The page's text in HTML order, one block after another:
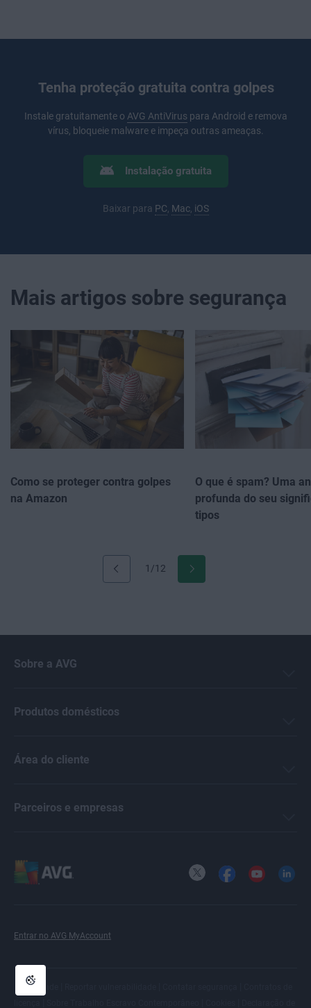
Tenha proteção gratuita contra golpes
Instale gratuitamente o AVG AntiVirus para Android e remova
vírus, bloqueie malware e impeça outras ameaças.
Instalação gratuita
Baixar para PC Mac iOS
Mais artigos sobre segurança
1/12
Como se proteger contra golpes
na Amazon
O que é spam? Uma
profunda do seu
tipos
Sobre a AVG
Produtos domésticos
Área do cliente
Parceiros e empresas
Entrar no AVG MyAccount
Privacidade